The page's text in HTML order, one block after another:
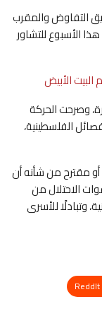
التفاوض والمقرب
هذا الأسبوع للتشاور
البيت الأبيض
وصرحت الحركة
الفلسطينية،
مقترح من شأنه أن
الاحتلال من
وتبادلًا للأسرى
ReddIt